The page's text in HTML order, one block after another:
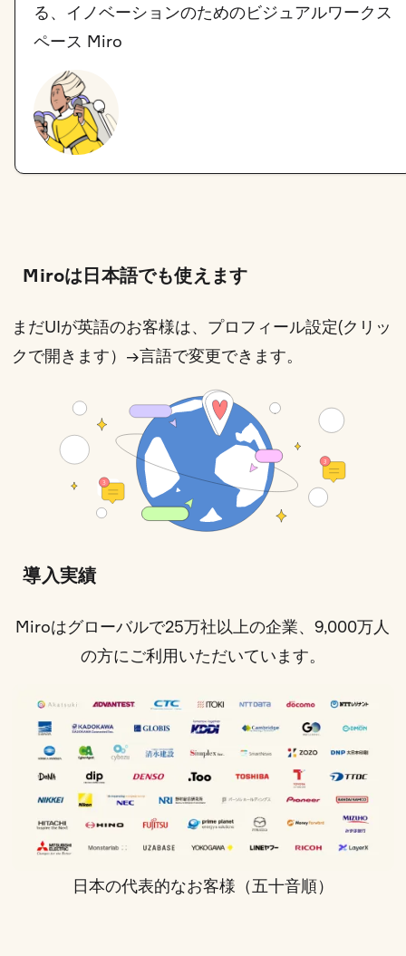
る、イノベーションのためのビジュアルワークス
ペース Miro
Miroは日本語でも使えます
まだUIが英語のお客様は、 プロフィール設定(クリッ
クで開きます） →言語で変更できます。
導入実績
Miroはグローバルで25万社以上の企業、9,000万人
の方にご利用いただいています。
日本の代表的なお客様（五十音順）